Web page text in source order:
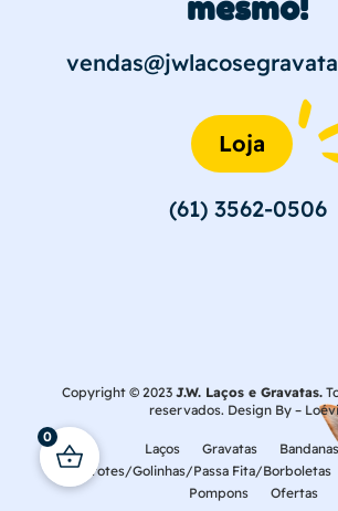
mesmo!
Loja
(61) 3562-0506
Copyright © 2023 J.W. Laços e Gravatas.
reservados. Design By –
Laços Gravatas
Bandanas
Laçarotes/Golinhas/Passa Fita/Borboletas
Pompons
Ofertas
0